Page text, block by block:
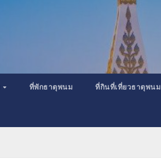
ที่พักธาตุพนม ที่กินที่เที่ยวธาตุพนม